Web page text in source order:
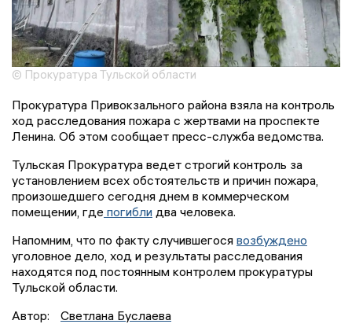
© Прокуратура Тульской области
Прокуратура Привокзального района взяла на контроль
ход расследования пожара с жертвами на проспекте
Ленина. Об этом сообщает пресс-служба ведомства.
Тульская Прокуратура ведет строгий контроль за
установлением всех обстоятельств и причин пожара,
произошедшего сегодня днем в коммерческом
помещении, где погибли два человека.
Напомним, что по факту случившегося возбуждено
уголовное дело, ход и результаты расследования
находятся под постоянным контролем прокуратуры
Тульской области.
Автор:
Светлана Буслаева